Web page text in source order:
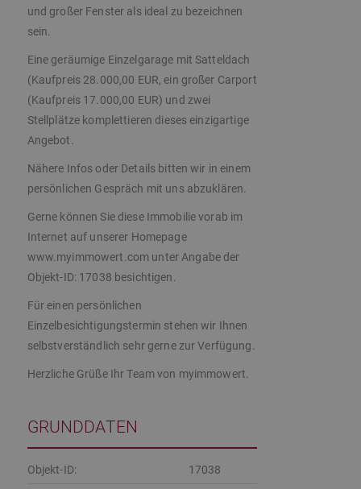
und großer Fenster als ideal zu bezeichnen
sein.
Eine geräumige Einzelgarage mit Satteldach
(Kaufpreis 28.000,00 EUR, ein großer Carport
(Kaufpreis 17.000,00 EUR) und zwei
Stellplätze komplettieren dieses einzigartige
Angebot.
Nähere Infos oder Details bitten wir in einem
persönlichen Gespräch mit uns abzuklären.
Gerne können Sie diese Immobilie vorab im
Internet auf unserer Homepage
www.myimmowert.com unter Angabe der
Objekt-ID: 17038 besichtigen.
Für einen persönlichen
Einzelbesichtigungstermin stehen wir Ihnen
selbstverständlich sehr gerne zur Verfügung.
Herzliche Grüße Ihr Team von myimmowert.
GRUNDDATEN
Objekt-ID: 17038